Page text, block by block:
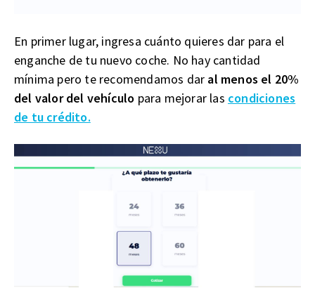
En primer lugar, ingresa cuánto quieres dar para el
enganche de tu nuevo coche. No hay cantidad
mínima pero te recomendamos dar al menos el 20%
del valor del vehículo para mejorar las condiciones
de tu crédito.